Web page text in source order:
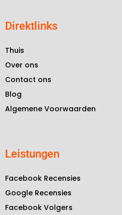
Direktlinks
Thuis
Over ons
Contact ons
Blog
Algemene Voorwaarden
Leistungen
Facebook Recensies
Google Recensies
Facebook Volgers